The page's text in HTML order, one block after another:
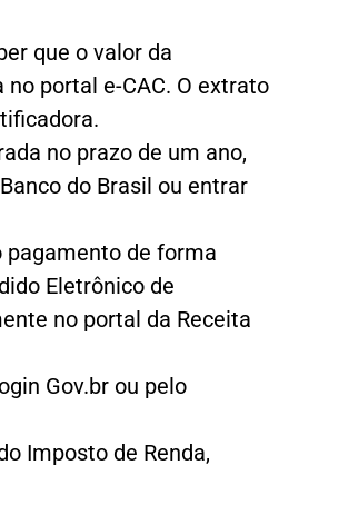
que o valor da
portal e-CAC. O extrato
no prazo de um ano,
do Brasil ou entrar
pagamento de forma
Eletrônico de
no portal da Receita
Gov.br ou pelo
Imposto de Renda,